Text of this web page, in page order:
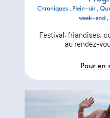
Chroniques Plein-air
week-end
Festival, friandises,
au rendez-
Pour en